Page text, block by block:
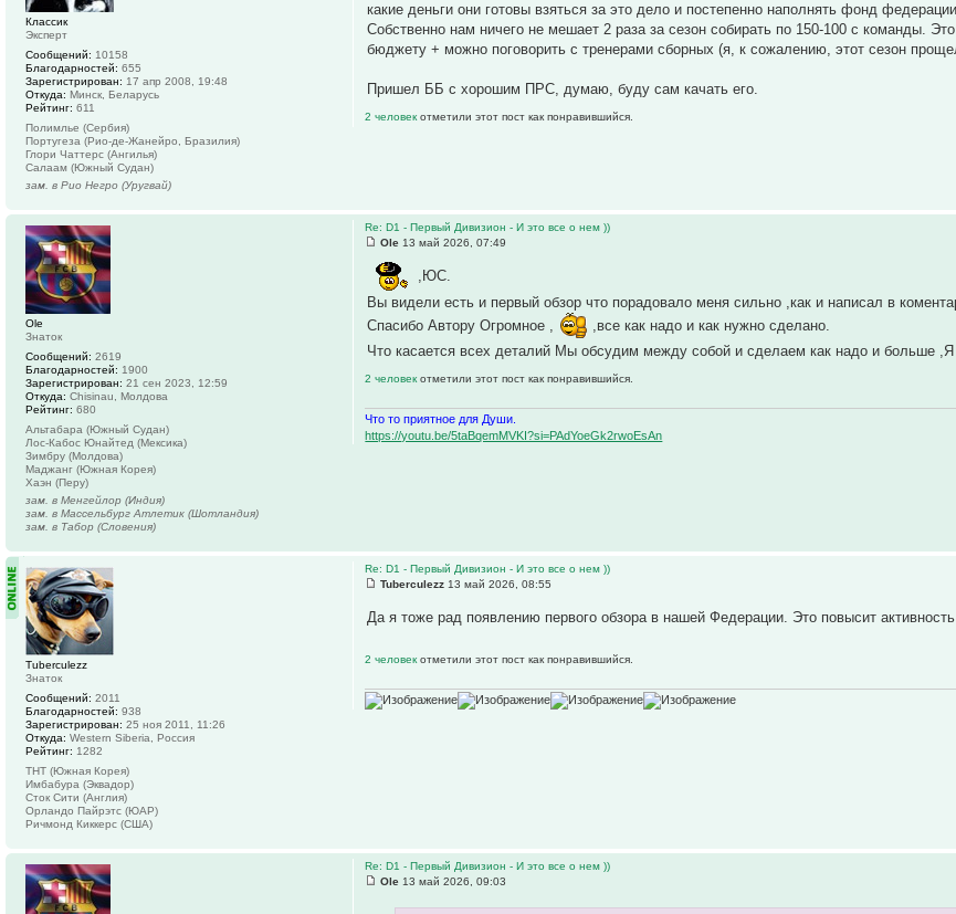
какие деньги они готовы взяться за это дело и постепенно наполнять фонд
Собственно нам ничего не мешает 2 раза за сезон собирать по 150-100 с команды.
бюджету + можно поговорить с тренерами сборных (я, к сожалению, этот сезон
Пришел ББ с хорошим ПРС, думаю, буду сам качать его.
2 человекотметили этот пост как понравившийся.
Классик
Эксперт
Сообщений: 10158
Благодарностей: 655
Зарегистрирован: 17 апр 2008, 19:48
Откуда: Минск, Беларусь
Рейтинг: 611
Полимлье (Сербия)
Португеза (Рио-де-Жанейро, Бразилия)
Глори Чаттерс (Ангилья)
Салаам (Южный Судан)
зам. в Рио Негро (Уругвай)
Re: D1 - Первый Дивизион - И это все о нем ))
Ole 13 май 2026, 07:49
,ЮС.
Вы видели есть и первый обзор что порадовало меня сильно ,как и написал в
Спасибо Автору Огромное ,
,все как надо и как нужно сделано.
Что касается всех деталий Мы обсудим между собой и сделаем как надо и больше
2 человекотметили этот пост как понравившийся.
Что то приятное для Души.
https://youtu.be/5taBqemMVKI?si=PAdYoeGk2rwoEsAn
Ole
Знаток
Сообщений: 2619
Благодарностей: 1900
Зарегистрирован: 21 сен 2023, 12:59
Откуда: Chisinau, Молдова
Рейтинг: 680
Альтабара (Южный Судан)
Лос-Кабос Юнайтед (Мексика)
Зимбру (Молдова)
Маджанг (Южная Корея)
Хаэн (Перу)
зам. в Менгейлор (Индия)
зам. в Массельбург Атлетик (Шотландия)
зам. в Табор (Словения)
Re: D1 - Первый Дивизион - И это все о нем ))
Tuberculezz 13 май 2026, 08:55
Да я тоже рад появлению первого обзора в нашей Федерации. Это повысит
2 человекотметили этот пост как понравившийся.
Tuberculezz
Знаток
Сообщений: 2011
Благодарностей: 938
Зарегистрирован: 25 ноя 2011, 11:26
Откуда: Western Siberia, Россия
Рейтинг: 1282
ТНТ (Южная Корея)
Имбабура (Эквадор)
Сток Сити (Англия)
Орландо Пайрэтс (ЮАР)
Ричмонд Киккерс (США)
Re: D1 - Первый Дивизион - И это все о нем ))
Ole 13 май 2026, 09:03